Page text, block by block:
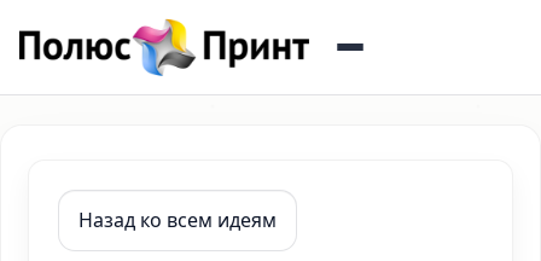
Назад ко всем идеям